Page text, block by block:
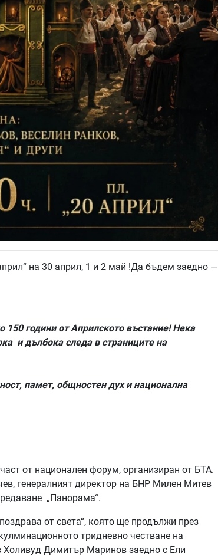
на 30 април, 1 и 2 май !Да бъдем заедно —
години от Априлското въстание! Нека
и дълбока следа в страниците на
памет, общностен дух и национална
от национален форум, организиран от БТА.
генералният директор на БНР Милен Митев
„Панорама“.
от света“, която ще продължи през
тридневно честване на
Холивуд Димитър Маринов заедно с Ели